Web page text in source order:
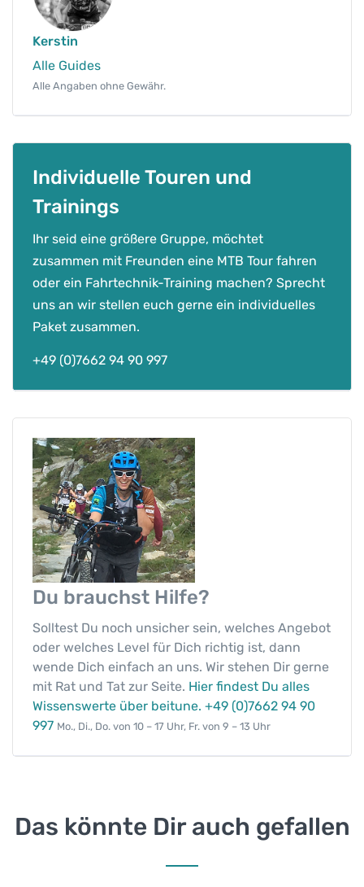
Kerstin
Alle Guides
Alle Angaben ohne Gewähr.
Individuelle Touren und
Trainings
Ihr seid eine größere Gruppe, möchtet
zusammen mit Freunden eine MTB Tour fahren
oder ein Fahrtechnik-Training machen? Sprecht
uns an wir stellen euch gerne ein individuelles
Paket zusammen.
+49 (0)7662 94 90 997
Du brauchst Hilfe?
Solltest Du noch unsicher sein, welches Angebot
oder welches Level für Dich richtig ist, dann
wende Dich einfach an uns. Wir stehen Dir gerne
mit Rat und Tat zur Seite. Hier findest Du alles
Wissenswerte über beitune. +49 (0)7662 94 90
997 Mo., Di., Do. von 10 – 17 Uhr, Fr. von 9 – 13 Uhr
Das könnte Dir auch gefallen